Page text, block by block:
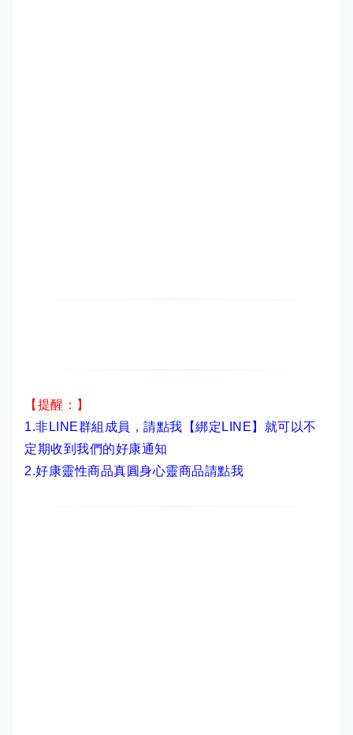
【提醒：】
1.非LINE群組成員， 請點我【綁定LINE】 就可以不
定期收到我們的好康通知
2.好康靈性商品真圓身心靈商品請點我